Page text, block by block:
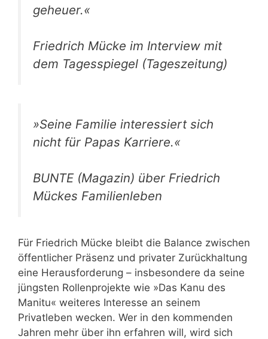
geheuer.«
Friedrich Mücke im Interview mit
dem Tagesspiegel (Tageszeitung)
»Seine Familie interessiert sich
nicht für Papas Karriere.«
BUNTE (Magazin) über Friedrich
Mückes Familienleben
Für Friedrich Mücke bleibt die Balance zwischen
öffentlicher Präsenz und privater Zurückhaltung
eine Herausforderung – insbesondere da seine
jüngsten Rollenprojekte wie »Das Kanu des
Manitu« weiteres Interesse an seinem
Privatleben wecken. Wer in den kommenden
Jahren mehr über ihn erfahren will, wird sich